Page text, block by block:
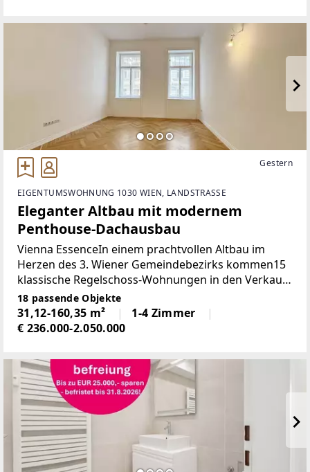
Gestern
EIGENTUMSWOHNUNG 1030 WIEN, LANDSTRASSE
Eleganter Altbau mit modernem
Penthouse-Dachausbau
Vienna EssenceIn einem prachtvollen Altbau im
Herzen des 3. Wiener Gemeindebezirks kommen15
klassische Regelschoss-Wohnungen in den Verkauf.
Ergänzt wurde das historische Gebäude durch
einen neu ausgebauten Dachgeschossbereich, in
dem fünf exklusive
18 passende Objekte
31,12-160,35 m²
1-4 Zimmer
€ 236.000-2.050.000